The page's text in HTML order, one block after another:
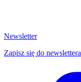
Newsletter
Zapisz się do newslettera